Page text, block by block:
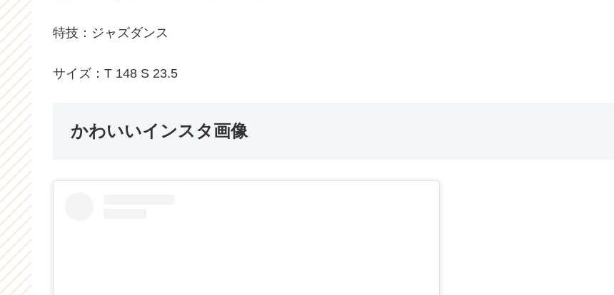
特技：ジャズダンス
サイズ：T 148 S 23.5
かわいいインスタ画像